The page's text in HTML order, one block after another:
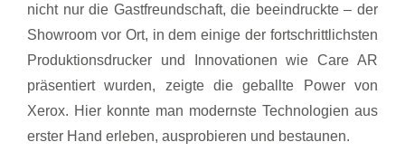
nicht nur die Gastfreundschaft, die beeindruckte – der
Showroom vor Ort, in dem einige der fortschrittlichsten
Produktionsdrucker und Innovationen wie Care AR
präsentiert wurden, zeigte die geballte Power von
Xerox. Hier konnte man modernste Technologien aus
erster Hand erleben, ausprobieren und bestaunen.